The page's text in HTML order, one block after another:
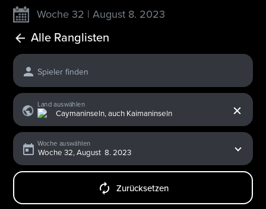
Woche 32 | August 8. 2023
Alle Ranglisten
Spieler finden
Land auswählen
Woche auswählen
Zurücksetzen